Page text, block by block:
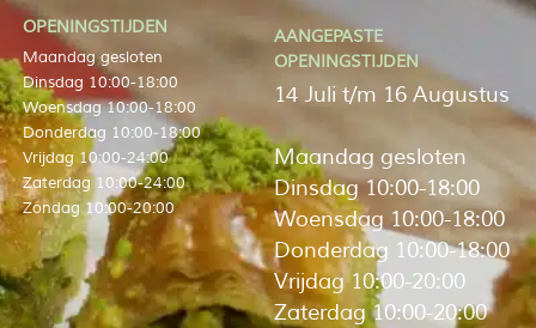
OPENINGSTIJDEN
Maandag gesloten
Dinsdag 10:00-18:00
Woensdag 10:00-18:00
Donderdag 10:00-18:00
Vrijdag 10:00-24:00
Zaterdag 10:00-24:00
Zondag 10:00-20:00
AANGEPASTE
OPENINGSTIJDEN
14 Juli t/m 16 Augustus
Maandag gesloten
Dinsdag 10:00-18:00
Woensdag 10:00-18:00
Donderdag 10:00-18:00
Vrijdag 10:00-20:00
Zaterdag 10:00-20:00